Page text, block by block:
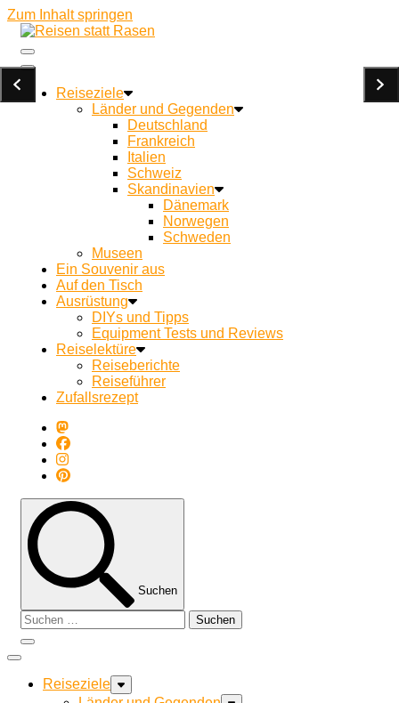
Zum Inhalt springen
Reisen statt Rasen
Reiseziele
Länder und Gegenden
Deutschland
Frankreich
Italien
Schweiz
Skandinavien
Dänemark
Norwegen
Schweden
Museen
Ein Souvenir aus
Auf den Tisch
Ausrüstung
DIYs und Tipps
Equipment Tests und Reviews
Reiselektüre
Reiseberichte
Reiseführer
Zufallsrezept
Suchen
Suchen
nach:
Reiseziele